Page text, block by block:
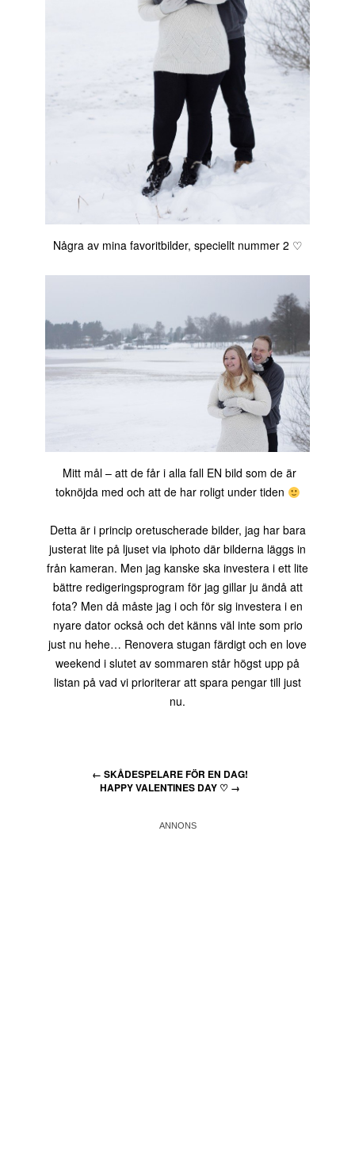
Några av mina favoritbilder, speciellt nummer 2 ♡
Mitt mål – att de får i alla fall EN bild som de är
toknöjda med och att de har roligt under tiden
Detta är i princip oretuscherade bilder, jag har bara
justerat lite på ljuset via iphoto där bilderna läggs in
från kameran. Men jag kanske ska investera i ett lite
bättre redigeringsprogram för jag gillar ju ändå att
fota? Men då måste jag i och för sig investera i en
nyare dator också och det känns väl inte som prio
just nu hehe… Renovera stugan färdigt och en love
weekend i slutet av sommaren står högst upp på
listan på vad vi prioriterar att spara pengar till just
nu.
← SKÅDESPELARE FÖR EN DAG!
HAPPY VALENTINES DAY ♡ →